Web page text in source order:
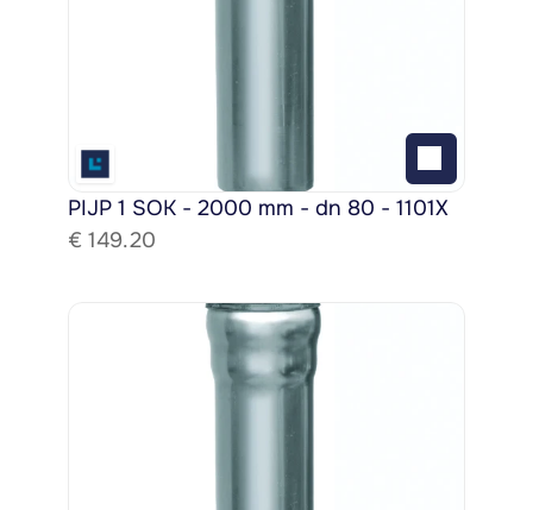
PIJP 1 SOK - 2000 mm - dn 80 - 1101X
€ 149.20